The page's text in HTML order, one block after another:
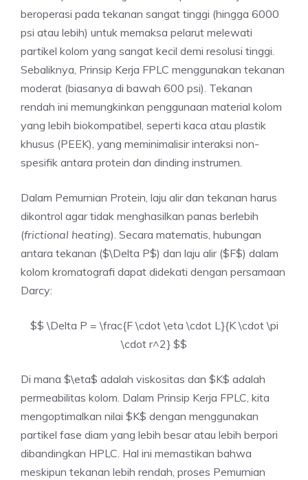
beroperasi pada tekanan sangat tinggi (hingga 6000
psi atau lebih) untuk memaksa pelarut melewati
partikel kolom yang sangat kecil demi resolusi tinggi.
Sebaliknya, Prinsip Kerja FPLC menggunakan tekanan
moderat (biasanya di bawah 600 psi). Tekanan
rendah ini memungkinkan penggunaan material kolom
yang lebih biokompatibel, seperti kaca atau plastik
khusus (PEEK), yang meminimalisir interaksi non-
spesifik antara protein dan dinding instrumen.
Dalam Pemurnian Protein, laju alir dan tekanan harus
dikontrol agar tidak menghasilkan panas berlebih
(frictional heating). Secara matematis, hubungan
antara tekanan ($\Delta P$) dan laju alir ($F$) dalam
kolom kromatografi dapat didekati dengan persamaan
Darcy:
$$ \Delta P = \frac{F \cdot \eta \cdot L}{K \cdot \pi
\cdot r^2} $$
Di mana $\eta$ adalah viskositas dan $K$ adalah
permeabilitas kolom. Dalam Prinsip Kerja FPLC, kita
mengoptimalkan nilai $K$ dengan menggunakan
partikel fase diam yang lebih besar atau lebih berpori
dibandingkan HPLC. Hal ini memastikan bahwa
meskipun tekanan lebih rendah, proses Pemurnian